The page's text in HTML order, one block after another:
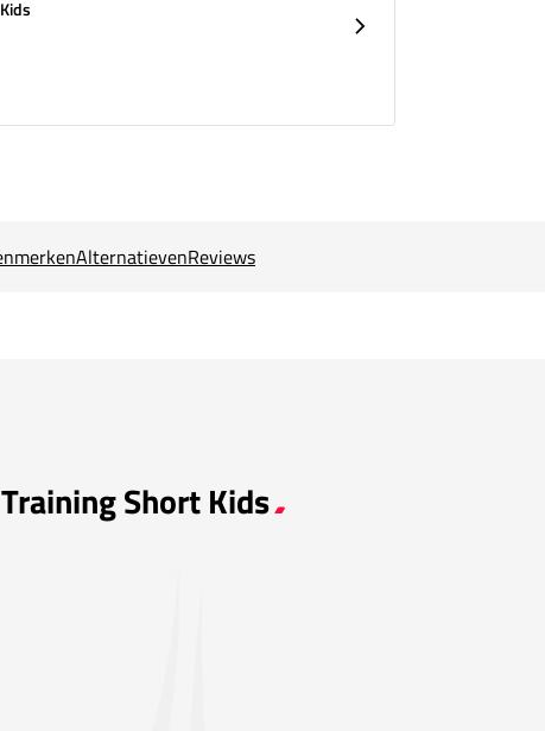
AlternatievenReviews
Short Kids